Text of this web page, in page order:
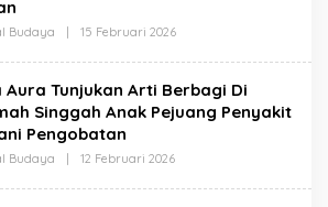
Budaya | 15 Februari 2026Oleh
Aura Tunjukan Arti Berbagi Di
Singgah Anak Pejuang Penyakit
Pengobatan
Budaya | 12 Februari 2026Oleh